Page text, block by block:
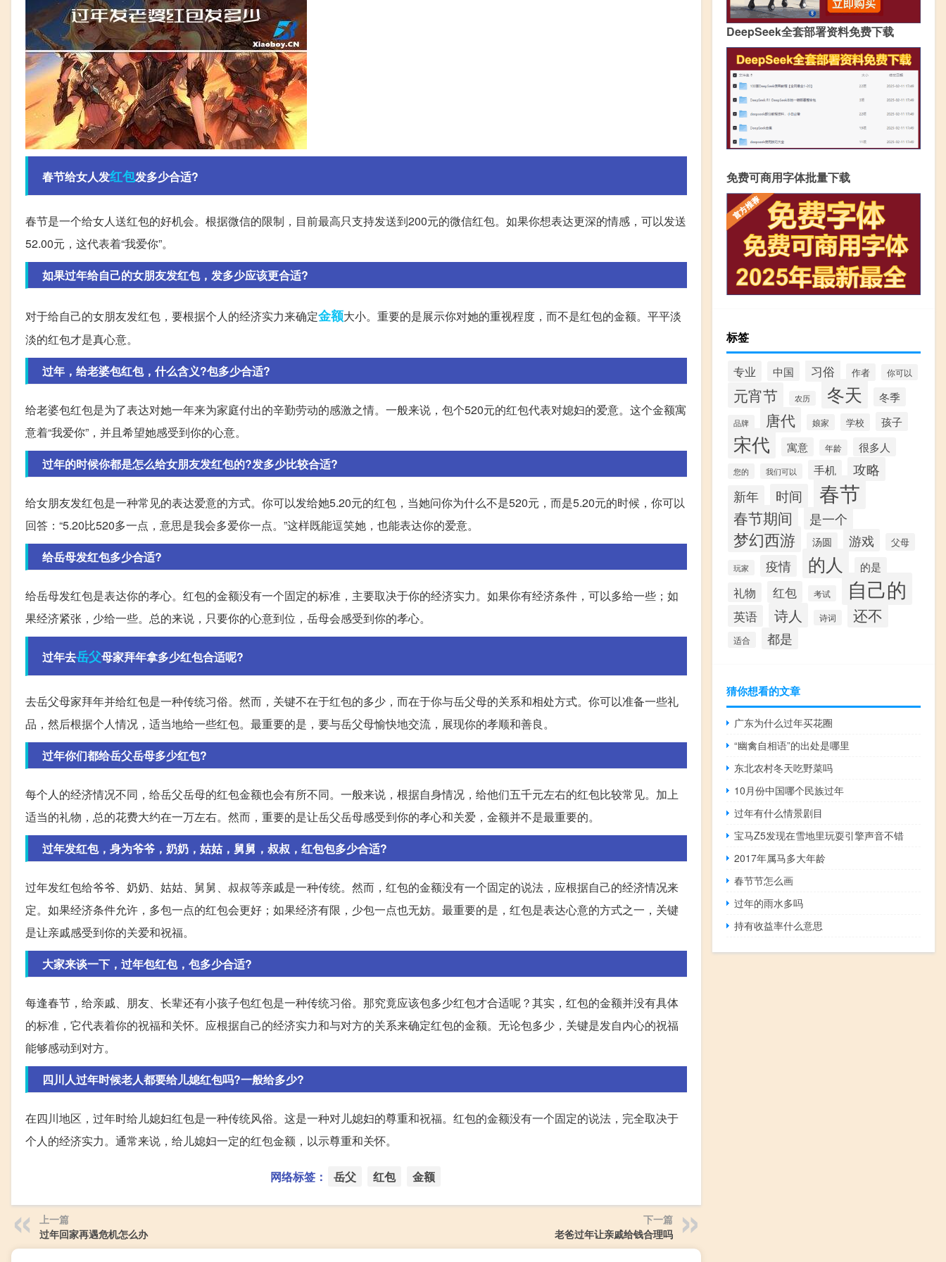
春节给女人发红包发多少合适?
春节是一个给女人送红包的好机会。根据微信的限制，目前最高只支持发送到200元的微信红包。如果你想表达更深的情感，可以发送
52.00元，这代表着“我爱你”。
如果过年给自己的女朋友发红包，发多少应该更合适?
对于给自己的女朋友发红包，要根据个人的经济实力来确定金额大小。重要的是展示你对她的重视程度，而不是红包的金额。平平淡
淡的红包才是真心意。
过年，给老婆包红包，什么含义?包多少合适?
给老婆包红包是为了表达对她一年来为家庭付出的辛勤劳动的感激之情。一般来说，包个520元的红包代表对媳妇的爱意。这个金额寓
意着“我爱你”，并且希望她感受到你的心意。
过年的时候你都是怎么给女朋友发红包的?发多少比较合适?
给女朋友发红包是一种常见的表达爱意的方式。你可以发给她5.20元的红包，当她问你为什么不是520元，而是5.20元的时候，你可以
回答：“5.20比520多一点，意思是我会多爱你一点。”这样既能逗笑她，也能表达你的爱意。
给岳母发红包多少合适?
给岳母发红包是表达你的孝心。红包的金额没有一个固定的标准，主要取决于你的经济实力。如果你有经济条件，可以多给一些；如
果经济紧张，少给一些。总的来说，只要你的心意到位，岳母会感受到你的孝心。
过年去岳父母家拜年拿多少红包合适呢?
去岳父母家拜年并给红包是一种传统习俗。然而，关键不在于红包的多少，而在于你与岳父母的关系和相处方式。你可以准备一些礼
品，然后根据个人情况，适当地给一些红包。最重要的是，要与岳父母愉快地交流，展现你的孝顺和善良。
过年你们都给岳父岳母多少红包?
每个人的经济情况不同，给岳父岳母的红包金额也会有所不同。一般来说，根据自身情况，给他们五千元左右的红包比较常见。加上
适当的礼物，总的花费大约在一万左右。然而，重要的是让岳父岳母感受到你的孝心和关爱，金额并不是最重要的。
过年发红包，身为爷爷，奶奶，姑姑，舅舅，叔叔，红包包多少合适?
过年发红包给爷爷、奶奶、姑姑、舅舅、叔叔等亲戚是一种传统。然而，红包的金额没有一个固定的说法，应根据自己的经济情况来
定。如果经济条件允许，多包一点的红包会更好；如果经济有限，少包一点也无妨。最重要的是，红包是表达心意的方式之一，关键
是让亲戚感受到你的关爱和祝福。
大家来谈一下，过年包红包，包多少合适?
每逢春节，给亲戚、朋友、长辈还有小孩子包红包是一种传统习俗。那究竟应该包多少红包才合适呢？其实，红包的金额并没有具体
的标准，它代表着你的祝福和关怀。应根据自己的经济实力和与对方的关系来确定红包的金额。无论包多少，关键是发自内心的祝福
能够感动到对方。
四川人过年时候老人都要给儿媳红包吗?一般给多少?
在四川地区，过年时给儿媳妇红包是一种传统风俗。这是一种对儿媳妇的尊重和祝福。红包的金额没有一个固定的说法，完全取决于
个人的经济实力。通常来说，给儿媳妇一定的红包金额，以示尊重和关怀。
网络标签： 岳父 红包 金额
上一篇
过年回家再遇危机怎么办
下一篇
老爸过年让亲戚给钱合理吗
DeepSeek全套部署资料免费下载
免费可商用字体批量下载
标签
专业 中国 习俗 作者 你可以
元宵节 农历 冬天 冬季
品牌 唐代 娘家 学校 孩子
宋代 寓意 年龄 很多人
您的 我们可以 手机 攻略
新年 时间 春节
春节期间 是一个
梦幻西游 汤圆 游戏 父母
玩家 疫情 的人 的是
礼物 红包 考试 自己的
英语 诗人 诗词 还不
适合 都是
猜你想看的文章
广东为什么过年买花圈
“幽禽自相语”的出处是哪里
东北农村冬天吃野菜吗
10月份中国哪个民族过年
过年有什么情景剧目
宝马Z5发现在雪地里玩耍引擎声音不错
2017年属马多大年龄
春节节怎么画
过年的雨水多吗
持有收益率什么意思